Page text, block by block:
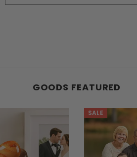
GOODS FEATURED
SALE